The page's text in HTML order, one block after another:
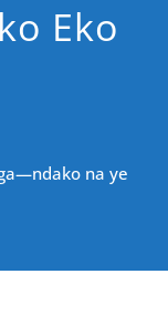
Eko
na ye